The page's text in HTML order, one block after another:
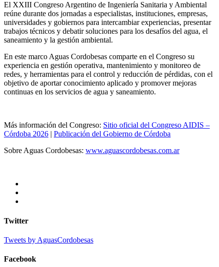
El XXIII Congreso Argentino de Ingeniería Sanitaria y Ambiental
reúne durante dos jornadas a especialistas, instituciones, empresas,
universidades y gobiernos para intercambiar experiencias, presentar
trabajos técnicos y debatir soluciones para los desafíos del agua, el
saneamiento y la gestión ambiental.
En este marco Aguas Cordobesas comparte en el Congreso su
experiencia en gestión operativa, mantenimiento y monitoreo de
redes, y herramientas para el control y reducción de pérdidas, con el
objetivo de aportar conocimiento aplicado y promover mejoras
continuas en los servicios de agua y saneamiento.
Más información del Congreso: Sitio oficial del Congreso AIDIS –
Córdoba 2026 | Publicación del Gobierno de Córdoba
Sobre Aguas Cordobesas: www.aguascordobesas.com.ar
Twitter
Tweets by AguasCordobesas
Facebook